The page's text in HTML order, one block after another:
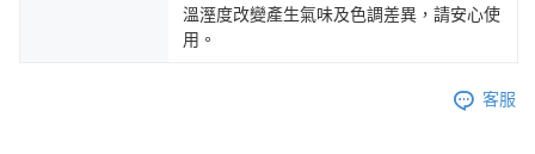
溫溼度改變產生氣味及色調差異，請安心使
用。
客服